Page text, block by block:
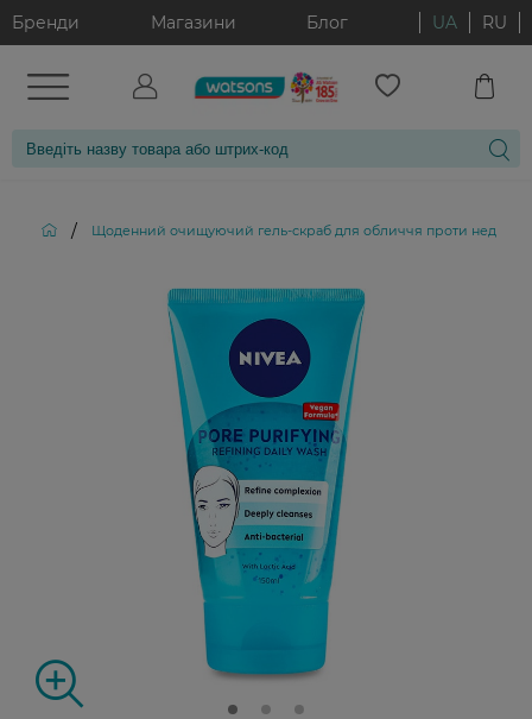
Бренди Магазини Блог UA RU
/ Щоденний очищуючий гель-скраб для обличчя проти